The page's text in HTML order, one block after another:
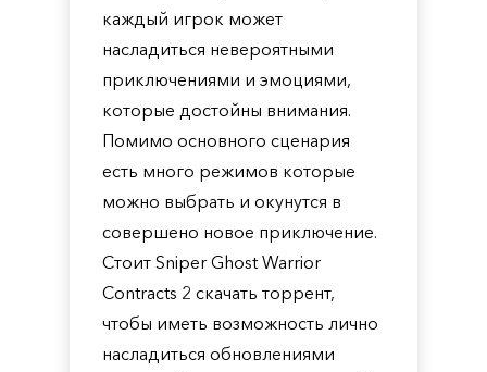
каждый игрок может
насладиться невероятными
приключениями и эмоциями,
которые достойны внимания.
Помимо основного сценария
есть много режимов которые
можно выбрать и окунутся в
совершено новое приключение.
Стоит Sniper Ghost Warrior
Contracts 2 скачать торрент,
чтобы иметь возможность лично
насладиться обновлениями